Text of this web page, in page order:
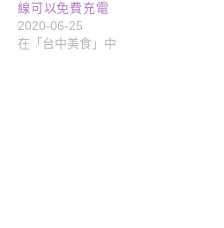
線可以免費充電
2020-06-25
在「台中美食」中